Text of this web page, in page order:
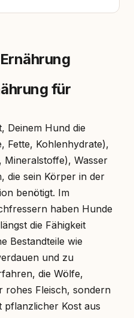
für
Deinem Hund die
Fette, Kohlenhydrate),
Wasser
die sein Körper in der
benötigt. Im
haben Hunde
die Fähigkeit
Bestandteile wie
und zu
die Wölfe,
rohes Fleisch, sondern
pflanzlicher Kost aus